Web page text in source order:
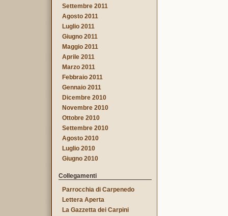
Settembre 2011
Agosto 2011
Luglio 2011
Giugno 2011
Maggio 2011
Aprile 2011
Marzo 2011
Febbraio 2011
Gennaio 2011
Dicembre 2010
Novembre 2010
Ottobre 2010
Settembre 2010
Agosto 2010
Luglio 2010
Giugno 2010
Collegamenti
Parrocchia di Carpenedo
Lettera Aperta
La Gazzetta dei Carpini